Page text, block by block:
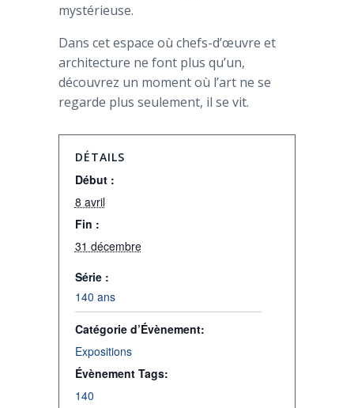
mystérieuse.
Dans cet espace où chefs-d’œuvre et
architecture ne font plus qu’un,
découvrez un moment où l’art ne se
regarde plus seulement, il se vit.
DÉTAILS
Début :
8 avril
Fin :
31 décembre
Série :
140 ans
Catégorie d’Évènement:
Expositions
Évènement Tags:
140